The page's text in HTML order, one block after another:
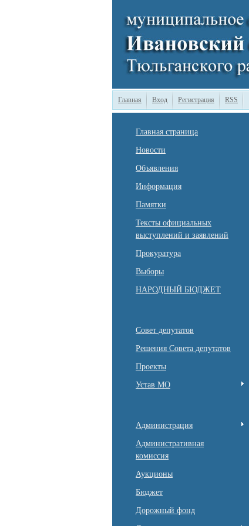
Главная Вход Регистрация RSS
Главная страница
Новости
Объявления
Информация
Памятки
Тексты официальных
выступлений и заявлений
Прокуратура
Выборы
НАРОДНЫЙ БЮДЖЕТ
Совет депутатов
Решения Совета депутатов
Проекты
Устав МО
Администрация
Административная
комиссия
Аукционы
Бюджет
Дорожный фонд